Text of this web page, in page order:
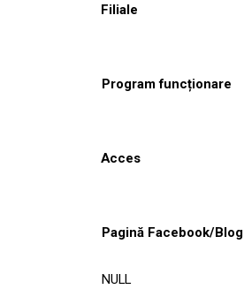
Filiale
Program funcționare
Acces
Pagină Facebook/Blog
NULL